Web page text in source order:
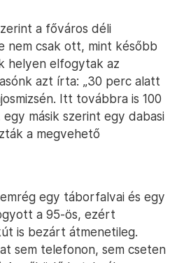
a főváros déli
nem csak ott, mint később
helyen elfogytak az
azt írta: „30 perc alatt
Itt továbbra is 100
egy másik szerint egy dabasi
a megvehető
egy táborfalvai és egy
a 95-ös, ezért
is bezárt átmenetileg.
sem telefonon, sem cseten